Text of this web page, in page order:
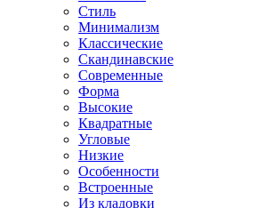
Стиль
Минимализм
Классические
Скандинавские
Современные
Форма
Высокие
Квадратные
Угловые
Низкие
Особенности
Встроенные
Из кладовки